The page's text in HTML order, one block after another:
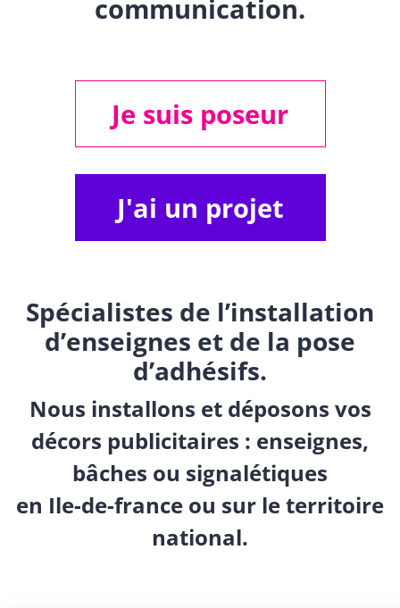
communication.
Je suis poseur
J'ai un projet
Spécialistes de l’installation
d’enseignes et de la pose
d’adhésifs.
Nous installons et déposons vos
décors publicitaires : enseignes,
bâches ou signalétiques
en Ile-de-france ou sur le territoire
national.